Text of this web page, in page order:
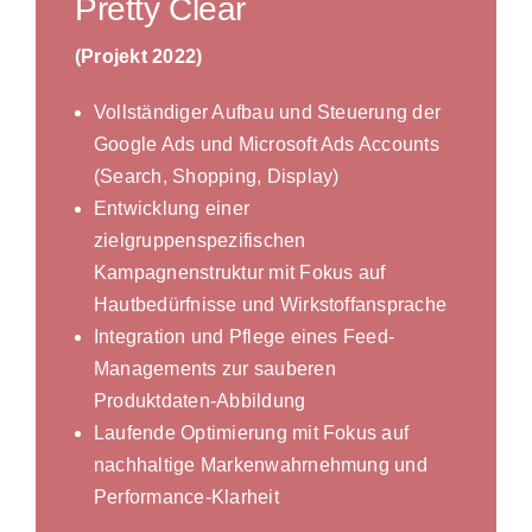
Pretty Clear
(Projekt 2022)
Vollständiger Aufbau und Steuerung der
Google Ads und Microsoft Ads Accounts
(Search, Shopping, Display)
Entwicklung einer
zielgruppenspezifischen
Kampagnenstruktur mit Fokus auf
Hautbedürfnisse und Wirkstoffansprache
Integration und Pflege eines Feed-
Managements zur sauberen
Produktdaten-Abbildung
Laufende Optimierung mit Fokus auf
nachhaltige Markenwahrnehmung und
Performance-Klarheit